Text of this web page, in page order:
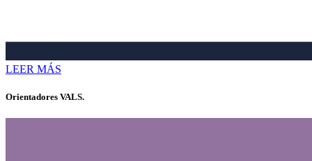
LEER MÁS
Orientadores VALS.